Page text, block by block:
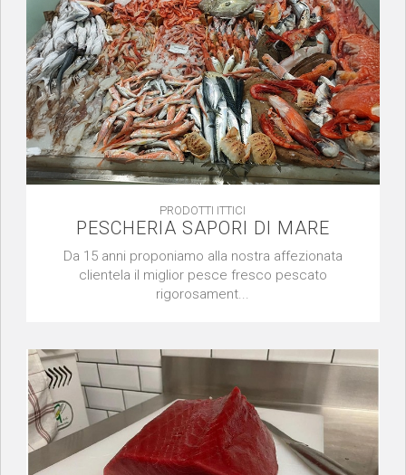
PRODOTTI ITTICI
PESCHERIA SAPORI DI MARE
Da 15 anni proponiamo alla nostra affezionata
clientela il miglior pesce fresco pescato
rigorosament...